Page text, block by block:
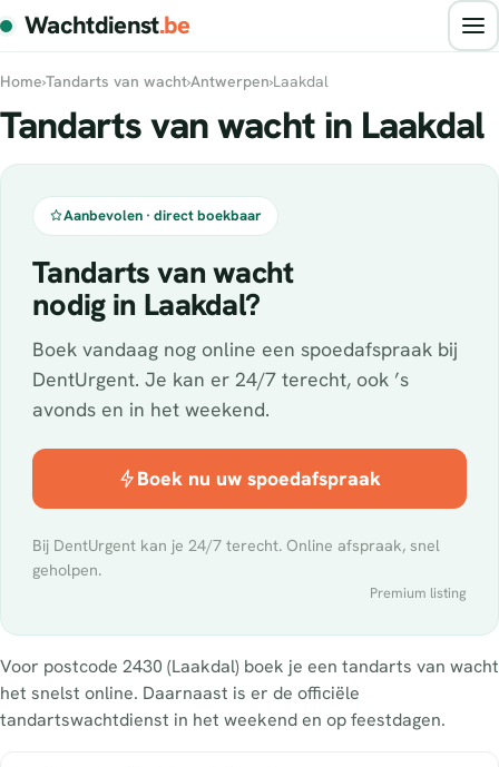
Wachtdienst.be
Home›Tandarts van wacht›Antwerpen›Laakdal
Tandarts van wacht in Laakdal
Aanbevolen · direct boekbaar
Tandarts van wacht
nodig in Laakdal?
Boek vandaag nog online een spoedafspraak bij
DentUrgent. Je kan er 24/7 terecht, ook ’s
avonds en in het weekend.
Boek nu uw spoedafspraak
Bij DentUrgent kan je 24/7 terecht. Online afspraak, snel
geholpen.
Premium listing
Voor postcode 2430 (Laakdal) boek je een tandarts van wacht
het snelst online. Daarnaast is er de officiële
tandartswachtdienst in het weekend en op feestdagen.